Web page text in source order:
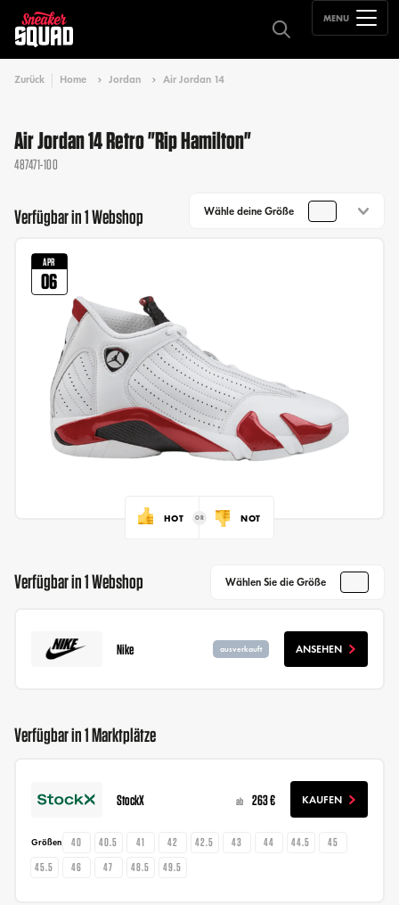
MENU
Zurück Home Jordan Air Jordan 14
Air Jordan 14 Retro "Rip Hamilton"
487471-100
Verfügbar in 1 Webshop Wähle deine Größe
APR
06
HOT NOT
Verfügbar in 1 Webshop Wählen Sie die Größe
Nike ausverkauft ANSEHEN
Verfügbar in 1 Marktplätze
StockX ab 263 € KAUFEN
Größen 40 40.5 41 42 42.5 43 44 44.5
45
45.5
46 47 48.5 49.5